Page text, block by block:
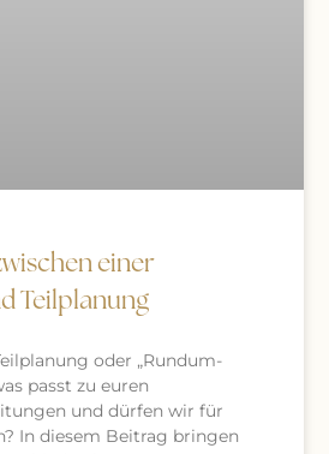
einer
Teilplanung
oder „Rundum-
passt zu euren
und dürfen wir für
In diesem Beitrag bringen